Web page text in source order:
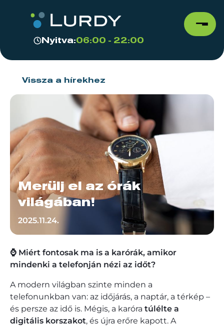
Nyitva:06:00 - 22:00
Vissza a hírekhez
Merülj el az órák
világában!
2025.11.24.
⌚ Miért fontosak ma is a karórák, amikor
mindenki a telefonján nézi az időt?
A modern világban szinte minden a
telefonunkban van: az időjárás, a naptár, a térkép –
és persze az idő is. Mégis, a karóra túlélte a
digitális korszakot, és újra erőre kapott. A